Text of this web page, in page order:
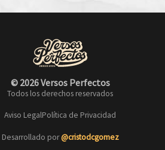
© 2026 Versos Perfectos
Todos los derechos reservados
Aviso LegalPolítica de Privacidad
Desarrollado por@cristodcgomez